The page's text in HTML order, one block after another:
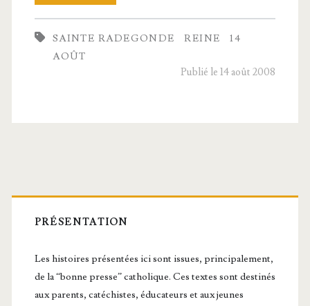
Rade­
gonde,
SAINTE RADEGONDE REINE
14
AOÛT
Publié le 14 août 2008
Barre
latérale
principale
PRÉSENTATION
Les histoires présentées ici sont issues, principalement,
de la “bonne presse” catholique. Ces textes sont destinés
aux parents, catéchistes, éducateurs et aux jeunes